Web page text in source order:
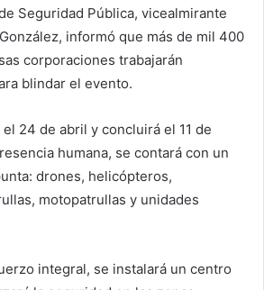
Seguridad Pública, vicealmirante
informó que más de mil 400
corporaciones trabajarán
blindar el evento.
24 de abril y concluirá el 11 de
humana, se contará con un
drones, helicópteros,
motopatrullas y unidades
integral, se instalará un centro